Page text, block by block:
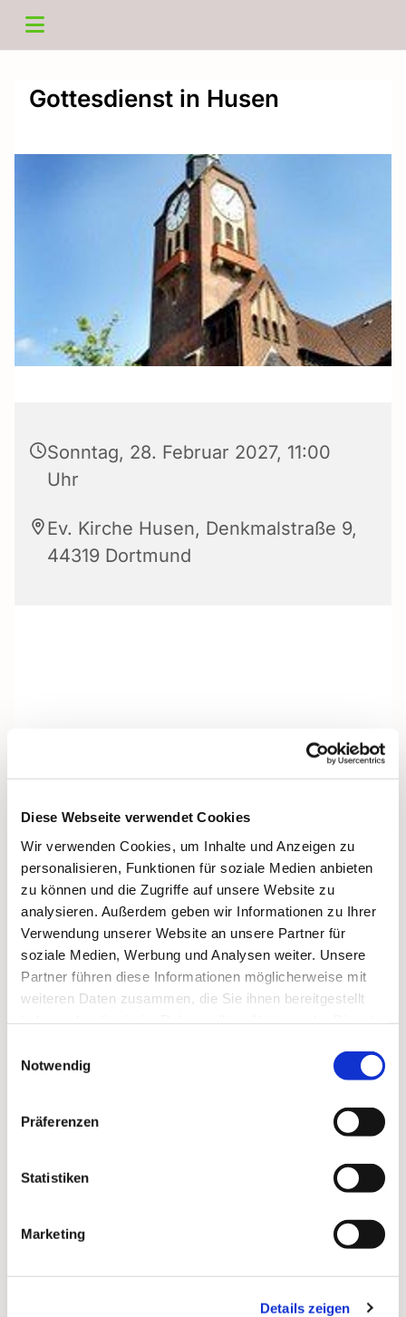
Diese Webseite verwendet Cookies
Wir verwenden Cookies, um Inhalte und Anzeigen zu
personalisieren, Funktionen für soziale Medien anbieten
zu können und die Zugriffe auf unsere Website zu
analysieren. Außerdem geben wir Informationen zu Ihrer
Verwendung unserer Website an unsere Partner für
soziale Medien, Werbung und Analysen weiter. Unsere
Partner führen diese Informationen möglicherweise mit
weiteren Daten zusammen, die Sie ihnen bereitgestellt
Notwendig
Präferenzen
Statistiken
Marketing
Details zeigen
Gottesdienst in Husen
Sonntag, 28. Februar 2027, 11:00
Uhr
Ev. Kirche Husen, Denkmalstraße 9,
44319 Dortmund
Dies könnte Sie auch